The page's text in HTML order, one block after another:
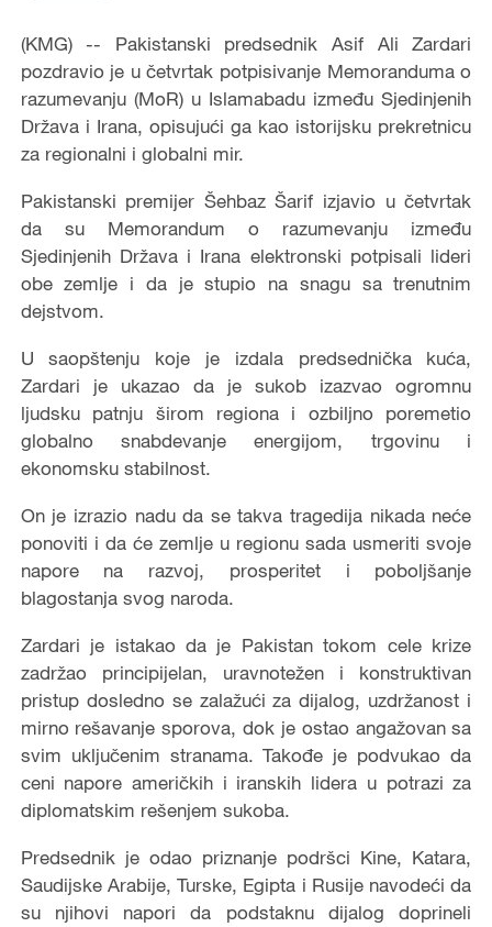
(KMG) -- Pakistanski predsednik Asif Ali Zardari
pozdravio je u četvrtak potpisivanje Memoranduma o
razumevanju (MoR) u Islamabadu između Sjedinjenih
Država i Irana, opisujući ga kao istorijsku prekretnicu
za regionalni i globalni mir.
Pakistanski premijer Šehbaz Šarif izjavio u četvrtak
da su Memorandum o razumevanju između
Sjedinjenih Država i Irana elektronski potpisali lideri
obe zemlje i da je stupio na snagu sa trenutnim
dejstvom.
U saopštenju koje je izdala predsednička kuća,
Zardari je ukazao da je sukob izazvao ogromnu
ljudsku patnju širom regiona i ozbiljno poremetio
globalno snabdevanje energijom, trgovinu i
ekonomsku stabilnost.
On je izrazio nadu da se takva tragedija nikada neće
ponoviti i da će zemlje u regionu sada usmeriti svoje
napore na razvoj, prosperitet i poboljšanje
blagostanja svog naroda.
Zardari je istakao da je Pakistan tokom cele krize
zadržao principijelan, uravnotežen i konstruktivan
pristup dosledno se zalažući za dijalog, uzdržanost i
mirno rešavanje sporova, dok je ostao angažovan sa
svim uključenim stranama. Takođe je podvukao da
ceni napore američkih i iranskih lidera u potrazi za
diplomatskim rešenjem sukoba.
Predsednik je odao priznanje podršci Kine, Katara,
Saudijske Arabije, Turske, Egipta i Rusije navodeći da
su njihovi napori da podstaknu dijalog doprineli